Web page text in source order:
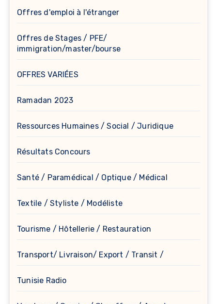
Offres d'emploi à l'étranger
Offres de Stages / PFE/
immigration/master/bourse
OFFRES VARIÉES
Ramadan 2023
Ressources Humaines / Social / Juridique
Résultats Concours
Santé / Paramédical / Optique / Médical
Textile / Styliste / Modéliste
Tourisme / Hôtellerie / Restauration
Transport/ Livraison/ Export / Transit /
Tunisie Radio